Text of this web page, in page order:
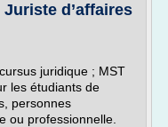
d’affaires
juridique ; MST
les étudiants de
personnes
ou professionnelle.